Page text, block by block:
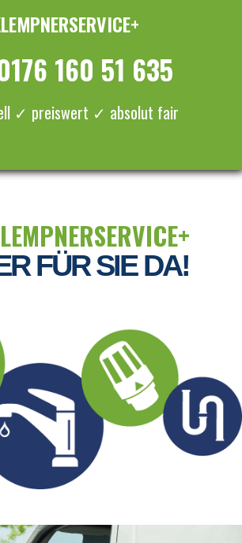
160 51 635
✓ preiswert ✓ absolut fair
FÜR SIE DA!